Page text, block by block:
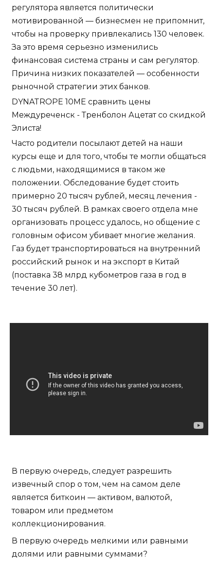
регулятора является политически
мотивированной — бизнесмен не припомнит,
чтобы на проверку привлекались 130 человек.
За это время серьезно изменились
финансовая система страны и сам регулятор.
Причина низких показателей — особенности
рыночной стратегии этих банков.
DYNATROPE 10ME сравнить цены
Междуреченск - Тренболон Ацетат со скидкой
Элиста!
Часто родители посылают детей на наши
курсы еще и для того, чтобы те могли общаться
с людьми, находящимися в таком же
положении. Обследование будет стоить
примерно 20 тысяч рублей, месяц лечения -
30 тысяч рублей. В рамках своего отдела мне
организовать процесс удалось, но общение с
головным офисом убивает многие желания.
Газ будет транспортироваться на внутренний
российский рынок и на экспорт в Китай
(поставка 38 млрд кубометров газа в год в
течение 30 лет).
В первую очередь, следует разрешить
извечный спор о том, чем на самом деле
является биткоин — активом, валютой,
товаром или предметом
коллекционирования.
В первую очередь мелкими или равными
долями или равными суммами?